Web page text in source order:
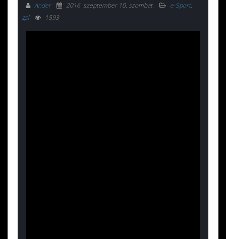
Ander 2016. szeptember 10. szombat. e-Sport,
gsl
1593